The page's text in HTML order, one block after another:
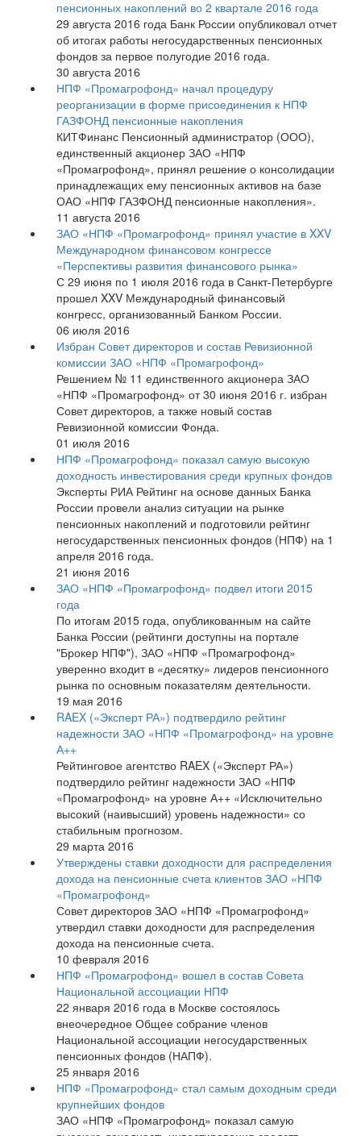
пенсионных накоплений во 2 квартале 2016 года
29 августа 2016 года Банк России опубликовал отчет
об итогах работы негосударственных пенсионных
фондов за первое полугодие 2016 года.
30 августа 2016
НПФ «Промагрофонд» начал процедуру
реорганизации в форме присоединения к НПФ
ГАЗФОНД пенсионные накопления
КИТФинанс Пенсионный администратор (ООО),
единственный акционер ЗАО «НПФ
«Промагрофонд», принял решение о консолидации
принадлежащих ему пенсионных активов на базе
ОАО «НПФ ГАЗФОНД пенсионные накопления».
11 августа 2016
ЗАО «НПФ «Промагрофонд» принял участие в XXV
Международном финансовом конгрессе
«Перспективы развития финансового рынка»
С 29 июня по 1 июля 2016 года в Санкт-Петербурге
прошел XXV Международный финансовый
конгресс, организованный Банком России.
06 июля 2016
Избран Совет директоров и состав Ревизионной
комиссии ЗАО «НПФ «Промагрофонд»
Решением № 11 единственного акционера ЗАО
«НПФ «Промагрофонд» от 30 июня 2016 г. избран
Совет директоров, а также новый состав
Ревизионной комиссии Фонда.
01 июля 2016
НПФ «Промагрофонд» показал самую высокую
доходность инвестирования среди крупных фондов
Эксперты РИА Рейтинг на основе данных Банка
России провели анализ ситуации на рынке
пенсионных накоплений и подготовили рейтинг
негосударственных пенсионных фондов (НПФ) на 1
апреля 2016 года.
21 июня 2016
ЗАО «НПФ «Промагрофонд» подвел итоги 2015
года
По итогам 2015 года, опубликованным на сайте
Банка России (рейтинги доступны на портале
"Брокер НПФ"), ЗАО «НПФ «Промагрофонд»
уверенно входит в «десятку» лидеров пенсионного
рынка по основным показателям деятельности.
19 мая 2016
RAEX («Эксперт РА») подтвердило рейтинг
надежности ЗАО «НПФ «Промагрофонд» на уровне
А++
Рейтинговое агентство RAEX («Эксперт РА»)
подтвердило рейтинг надежности ЗАО «НПФ
«Промагрофонд» на уровне А++ «Исключительно
высокий (наивысший) уровень надежности» со
стабильным прогнозом.
29 марта 2016
Утверждены ставки доходности для распределения
дохода на пенсионные счета клиентов ЗАО «НПФ
«Промагрофонд»
Совет директоров ЗАО «НПФ «Промагрофонд»
утвердил ставки доходности для распределения
дохода на пенсионные счета.
10 февраля 2016
НПФ «Промагрофонд» вошел в состав Совета
Национальной ассоциации НПФ
22 января 2016 года в Москве состоялось
внеочередное Общее собрание членов
Национальной ассоциации негосударственных
пенсионных фондов (НАПФ).
25 января 2016
НПФ «Промагрофонд» стал самым доходным среди
крупнейших фондов
ЗАО «НПФ «Промагрофонд» показал самую